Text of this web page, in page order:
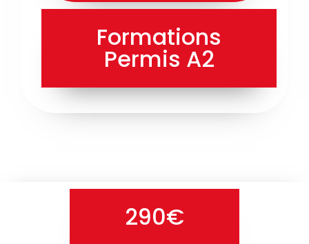
Formations
Permis A2
290€